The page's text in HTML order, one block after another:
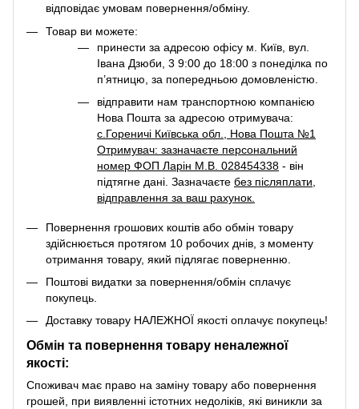
відповідає умовам повернення/обміну.
Товар ви можете:
принести за адресою офісу м. Київ, вул.
Івана Дзюби, 3 9:00 до 18:00 з понеділка по
п’ятницю, за попередньою домовленістю.
відправити нам транспортною компанією
Нова Пошта за адресою отримувача:
с.Гореничі Київська обл., Нова Пошта №1
Отримувач: зазначаєте персональний
номер ФОП Ларін М.В. 028454338 - він
підтягне дані. Зазначаєте без післяплати
відправлення за ваш рахунок.
Повернення грошових коштів або обмін товару
здійснюється протягом 10 робочих днів, з моменту
отримання товару, який підлягає поверненню.
Поштові видатки за повернення/обмін сплачує
покупець.
Доставку товару НАЛЕЖНОЇ якості оплачує покупець!
Обмін та повернення товару неналежної
якості:
Споживач має право на заміну товару або повернення
грошей, при виявленні істотних недоліків, які виникли за